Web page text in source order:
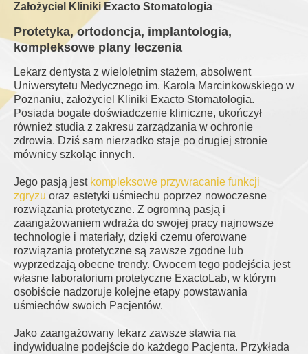
Założyciel Kliniki Exacto Stomatologia
Protetyka, ortodoncja, implantologia,
kompleksowe plany leczenia
Lekarz dentysta z wieloletnim stażem, absolwent
Uniwersytetu Medycznego im. Karola Marcinkowskiego w
Poznaniu, założyciel Kliniki Exacto Stomatologia.
Posiada bogate doświadczenie kliniczne, ukończył
również studia z zakresu zarządzania w ochronie
zdrowia. Dziś sam nierzadko staje po drugiej stronie
mównicy szkoląc innych.
Jego pasją jest kompleksowe przywracanie funkcji
zgryzu oraz estetyki uśmiechu poprzez nowoczesne
rozwiązania protetyczne. Z ogromną pasją i
zaangażowaniem wdraża do swojej pracy najnowsze
technologie i materiały, dzięki czemu oferowane
rozwiązania protetyczne są zawsze zgodne lub
wyprzedzają obecne trendy. Owocem tego podejścia jest
własne laboratorium protetyczne ExactoLab, w którym
osobiście nadzoruje kolejne etapy powstawania
uśmiechów swoich Pacjentów.
Jako zaangażowany lekarz zawsze stawia na
indywidualne podejście do każdego Pacjenta. Przykłada